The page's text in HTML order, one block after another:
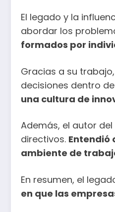
El legado y la
abordar los
formados por
Gracias a su
decisiones dentro
una cultura de
Además, el autor
directivos. Entendió
ambiente de
En resumen, el
en que las